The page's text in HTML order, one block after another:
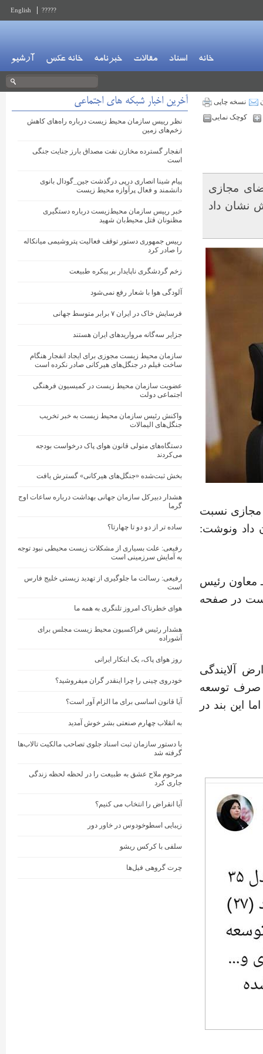
?????
English
خانه اسناد مقالات خبرنامه خانه عکس آرشیو
نسخه چاپی
کوچک نمایی
مجازی
زیستی از لایحه بودجه ۱۴۰۴ واکنش نشان داد
نسبت
۱۴۰۴ واکنش نشان داد ونوشت:
معاون رئیس
در صفحه
بود معادل ۳۵ درصد عوارض آلایندگی
افزوده، صرف توسعه
این بند در
آخرین اخبار شبکه های اجتماعی
نظر رییس سازمان محیط زیست درباره راه‌های کاهش
زخم‌های زمین
انفجار گسترده مخازن نفت مصداق بارز جنایت جنگی
است
پیام شینا انصاری درپی درگذشت ‎جین_گودال بانوی
دانشمند و فعال پرآوازه محیط زیست
خبر رییس سازمان محیط‌زیست درباره دستگیری
مظنونان قتل محیط‌بان شهید
رییس جمهوری دستور توقف فعالیت ‎پتروشیمی میانکاله
را صادر کرد
زخم گردشگری ناپایدار بر پیکره طبیعت
آلودگی هوا با شعار رفع نمی‌شود
فرسایش خاک در ایران ۷ برابر متوسط جهانی
جزایر سه‌گانه مرواریدهای ایران هستند
سازمان محیط زیست مجوزی برای ایجاد انفجار هنگام
ساخت فیلم در جنگل‌های هیرکانی صادر نکرده است
عضویت سازمان محیط زیست در کمیسیون فرهنگی
اجتماعی دولت
واکنش رئیس سازمان محیط‌ زیست به خبر تخریب
جنگل‌های الیمالات
دستگاه‌های متولی قانون هوای پاک درخواست بودجه
می‌کردند
بخش ثبت‌شده «جنگل‌های هیرکانی» گسترش یافت
هشدار دبیرکل سازمان جهانی بهداشت درباره ساعات اوج
گرما
ساده تر از دو دو تا چهارتا؟
رفیعی: علت بسیاری از مشکلات زیست محیطی نبود توجه
به آمایش سرزمینی است
رفیعی: رسالت ما جلوگیری از تهدید زیستی خلیج فارس
است
هوای خطرناک امروز تلنگری به همه ما
هشدار رئیس فراکسیون محیط زیست مجلس برای
آشوراده
روز هوای پاک، یک ابتکار ایرانی
خودروی چینی را چرا اینقدر گران میفروشید؟
آیا قانون اساسی برای ما الزام آور است؟
به انقلاب چهارم صنعتی بشر خوش آمدید
با دستور سازمان ثبت اسناد جلوی تصاحب مالکیت تالاب‌ها
گرفته شد
مرحوم ملاح عشق به طبیعت را در لحظه لحظه زندگی
جاری کرد
آیا انقراض را انتخاب می کنیم؟
زیبایی اسطوخودوس در خاور دور
سلفی با کرکس ریشو
چرت گروهی فیل‌ها